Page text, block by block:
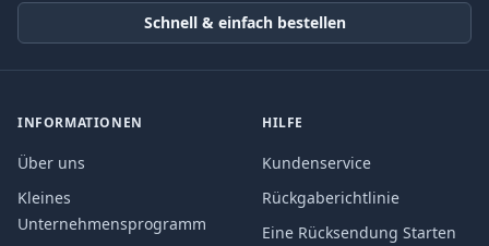
Schnell & einfach bestellen
INFORMATIONEN
Über uns
Kleines
Unternehmensprogramm
HILFE
Kundenservice
Rückgaberichtlinie
Eine Rücksendung Starten